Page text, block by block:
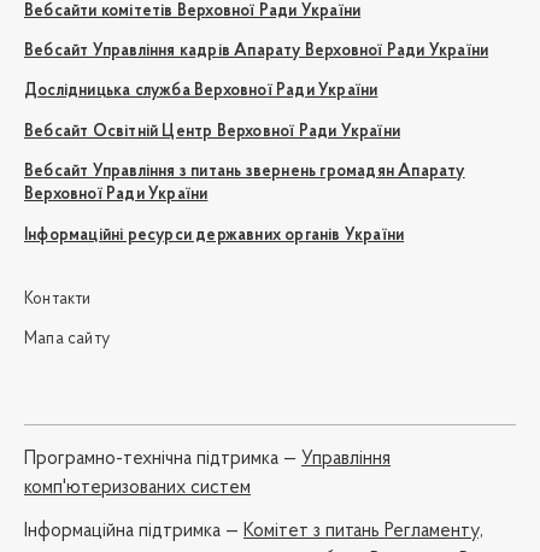
Вебсайти комітетів Верховної Ради України
Вебсайт Управління кадрів Апарату Верховної Ради України
Дослідницька служба Верховної Ради України
Вебсайт Освітній Центр Верховної Ради України
Вебсайт Управління з питань звернень громадян Апарату
Верховної Ради України
Інформаційні ресурси державних органів України
Контакти
Мапа сайту
Програмно-технічна підтримка — Управління
комп'ютеризованих систем
Iнформаційна підтримка — Комітет з питань Регламенту,